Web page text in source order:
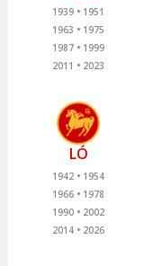
1939
1951
1963
1975
1987
1999
2011
2023
LÓ
1942
1954
1966
1978
1990
2002
2014
2026